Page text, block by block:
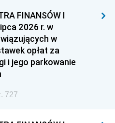
FINANSÓW I
2026 r. w
w
opłat za
i jego parkowanie
727